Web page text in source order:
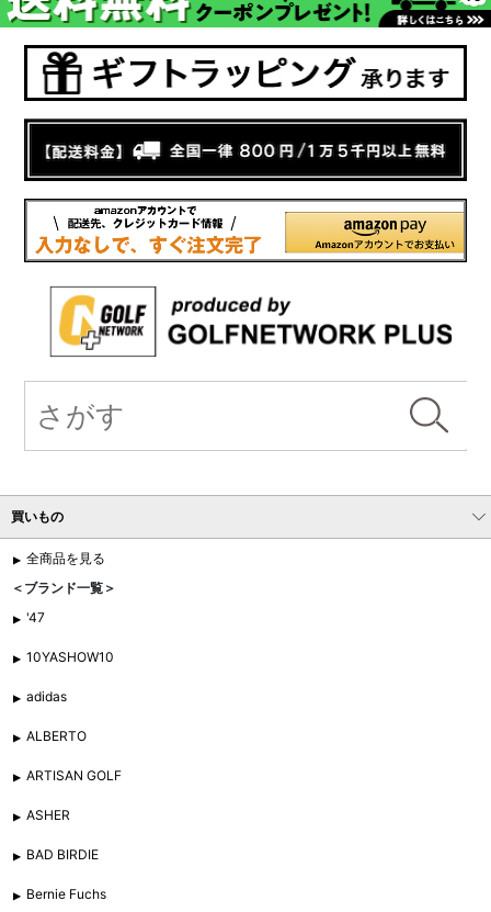
買いもの
全商品を見る
＜ブランド一覧＞
'47
10YASHOW10
adidas
ALBERTO
ARTISAN GOLF
ASHER
BAD BIRDIE
Bernie Fuchs